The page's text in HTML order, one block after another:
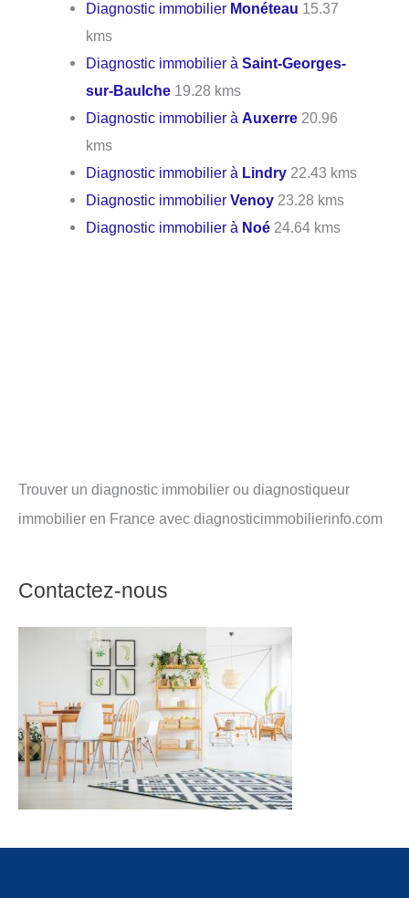
Diagnostic immobilier Monéteau 15.37
kms
Diagnostic immobilier àSaint-Georges-
sur-Baulche 19.28 kms
Diagnostic immobilier àAuxerre 20.96
kms
Diagnostic immobilier à Lindry 22.43 kms
Diagnostic immobilierVenoy 23.28 kms
Diagnostic immobilier à Noé 24.64 kms
Trouver un diagnostic immobilier ou diagnostiqueur
immobilier en France avec diagnosticimmobilierinfo.com
Contactez-nous